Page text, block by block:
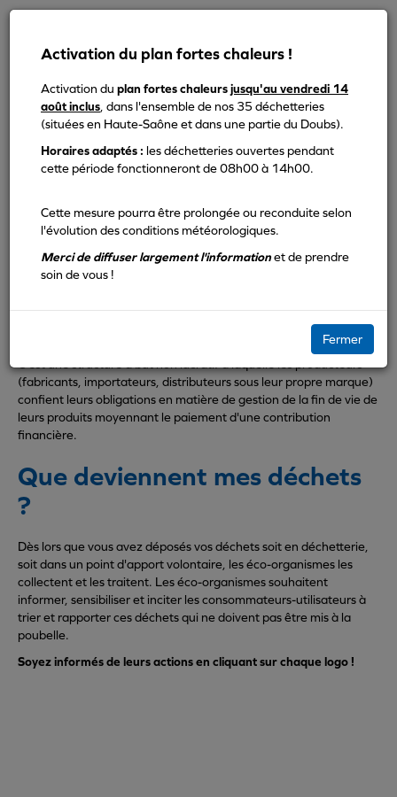
MENU
Activation du plan fortes chaleurs !
Activation du plan fortes chaleursjusqu'au vendredi 14
août inclus , dans l'ensemble de nos 35 déchetteries
(situées en Haute-Saône et dans une partie du Doubs).
Horaires adaptés : les déchetteries ouvertes pendant
cette période fonctionneront de 08h00 à 14h00.
Cette mesure pourra être prolongée ou reconduite selon
l'évolution des conditions météorologiques.
Merci de diffuser largement l'informationet de prendre
soin de vous !
Fermer
Que pouvez-vous apporter en déchetterie
Éco-Organismes
partenaires
Qu'est qu'un éco-organisme ?
(fabricants, importateurs, distributeurs sous leur propre marque)
confient leurs obligations en matière de gestion de la fin de vie de
leurs produits moyennant le paiement d'une contribution
financière.
Que deviennent mes déchets
?
Dès lors que vous avez déposés vos déchets soit en déchetterie,
soit dans un point d'apport volontaire, les éco-organismes les
collectent et les traitent. Les éco-organismes souhaitent
informer, sensibiliser et inciter les consommateurs-utilisateurs à
trier et rapporter ces déchets qui ne doivent pas être mis à la
poubelle.
Soyez informés de leurs actions en cliquant sur chaque logo !
Panneau de gestion des cookies